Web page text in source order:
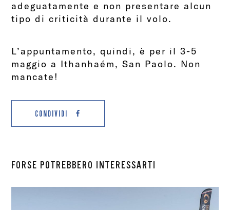
adeguatamente e non presentare alcun
tipo di criticità durante il volo.
L’appuntamento, quindi, è per il 3-5
maggio a Ithanhaém, San Paolo. Non
mancate!
CONDIVIDI
FORSE POTREBBERO INTERESSARTI